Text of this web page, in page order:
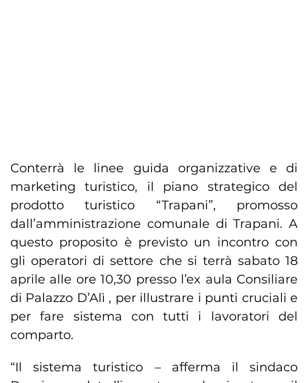
Conterrà le linee guida organizzative e di
marketing turistico, il piano strategico del
prodotto turistico “Trapani”, promosso
dall’amministrazione comunale di Trapani. A
questo proposito è previsto un incontro con
gli operatori di settore che si terrà sabato 18
aprile alle ore 10,30 presso l’ex aula Consiliare
di Palazzo D’Alì , per illustrare i punti cruciali e
per fare sistema con tutti i lavoratori del
comparto.
“Il sistema turistico – afferma il sindaco